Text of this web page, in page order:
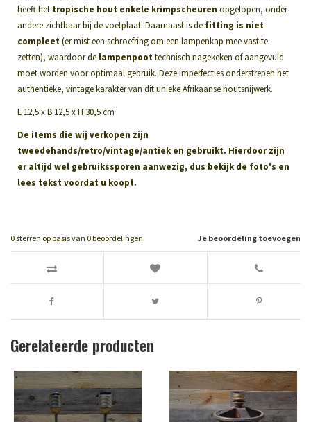
heeft het tropische hout enkele krimpscheuren opgelopen, onder
andere zichtbaar bij de voetplaat. Daarnaast is de fitting is niet
compleet(er mist een schroefring om een lampenkap mee vast te
zetten), waardoor de lampenpoottechnisch nagekeken of aangevuld
moet worden voor optimaal gebruik. Deze imperfecties onderstrepen het
authentieke, vintage karakter van dit unieke Afrikaanse houtsnijwerk.
L 12,5 x B 12,5 x H 30,5 cm
De items die wij verkopen zijn
tweedehands/retro/vintage/antiek en gebruikt. Hierdoor zijn
er altijd wel gebruikssporen aanwezig, dus bekijk de foto's en
lees tekst voordat u koopt.
Je beoordeling toevoegen
0 sterren op basis van 0beoordelingen
Gerelateerde producten